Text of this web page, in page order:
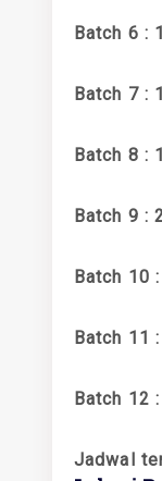
Batch 6 :
Batch 7 :
Batch 8 :
Batch 9 :
Batch 10
Batch 11
Batch 12
Jadwal